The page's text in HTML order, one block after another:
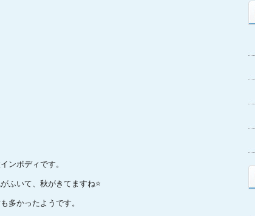
ンボディです。
ふいて、秋がきてますね⭐️
多かったようです。